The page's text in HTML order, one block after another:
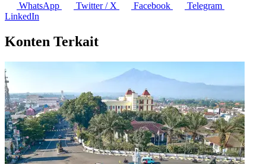
WhatsApp
Twitter / X Facebook
Telegram
LinkedIn
Konten Terkait